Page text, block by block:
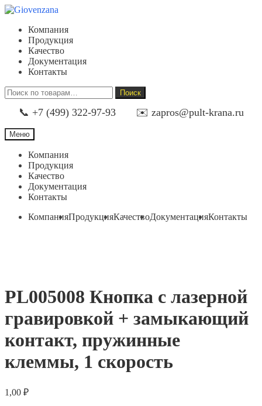
Перейти
навигации
Перейти
содержимому
Компания
Продукция
Качество
Документация
Контакты
Искать:
Поиск
📞 +7 (499) 322-97-93 ✉️ zapros@pult-krana.ru
Меню
Компания
Продукция
Качество
Документация
Контакты
КомпанияПродукцияКачествоДокументацияКонтакты
PL005008 Кнопка с лазерной
гравировкой + замыкающий
контакт, пружинные
клеммы, 1 скорость
1,00 ₽